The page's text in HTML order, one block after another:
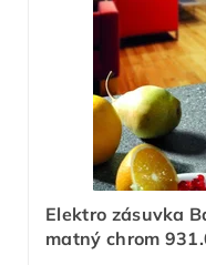
Elektro zásuvka
matný chrom